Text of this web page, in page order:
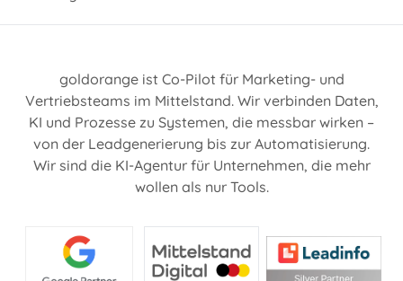
goldorange ist Co-Pilot für Marketing- und
Vertriebsteams im Mittelstand. Wir verbinden Daten,
KI und Prozesse zu Systemen, die messbar wirken –
von der Leadgenerierung bis zur Automatisierung.
Wir sind die KI-Agentur für Unternehmen, die mehr
wollen als nur Tools.